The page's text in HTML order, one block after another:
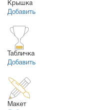
Крышка
Добавить
Табличка
Добавить
Макет